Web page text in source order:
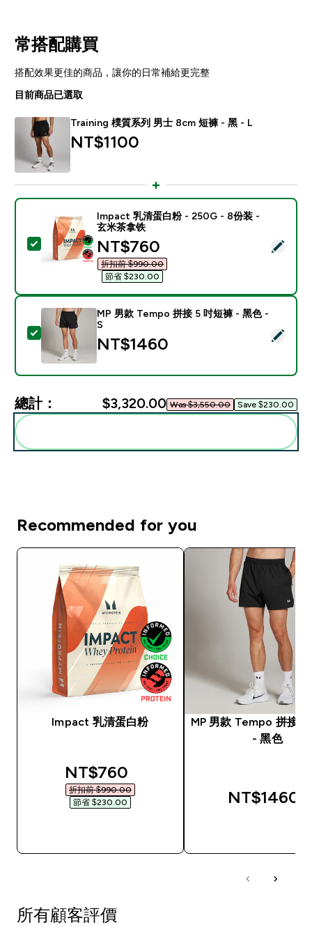
常搭配購買
搭配效果更佳的商品，讓你的日常補給更完整
目前商品已選取
Training 樸質系列 男士 8cm 短褲 - 黑 - L
NT$1100‎
選取此商品 - Impact 乳清蛋白粉 - 250G - 8份装 - 玄
Impact 乳清蛋白粉 - 250G - 8份装 -
玄米茶拿铁
discounted price
NT$760‎
折扣前 $990.00‎
節省 $230.00‎
選取此商品 - MP 男款 Tempo 拼接 5 吋短褲 - 黑色 - S
MP 男款 Tempo 拼接 5 吋短褲 - 黑色 -
S
NT$1460‎
總計： $3,320.00‎ Was $3,550.00‎ Save $230.00‎
Recommended for you
Impact 乳清蛋白粉
discounted price
NT$760‎
折扣前 $990.00‎
節省 $230.00‎
MP 男款 Tempo 拼接 5
- 黑色
NT$1460‎
所有顧客評價